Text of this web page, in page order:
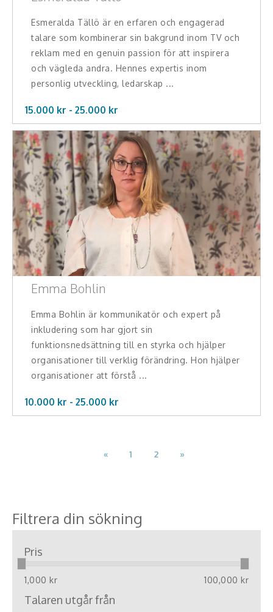
Esmeralda Tällö är en erfaren och engagerad
talare som kombinerar sin bakgrund inom TV och
reklam med en genuin passion för att inspirera
och vägleda andra. Hennes expertis inom
personlig utveckling, ledarskap ...
15.000 kr - 25.000 kr
Emma Bohlin
Emma Bohlin är kommunikatör och expert på
inkludering som har gjort sin
funktionsnedsättning till en styrka och hjälper
organisationer till verklig förändring. Hon hjälper
organisationer att förstå ...
10.000 kr - 25.000 kr
« 1 2 »
Filtrera din sökning
Pris
1,000 kr 100,000 kr
Talaren utgår från